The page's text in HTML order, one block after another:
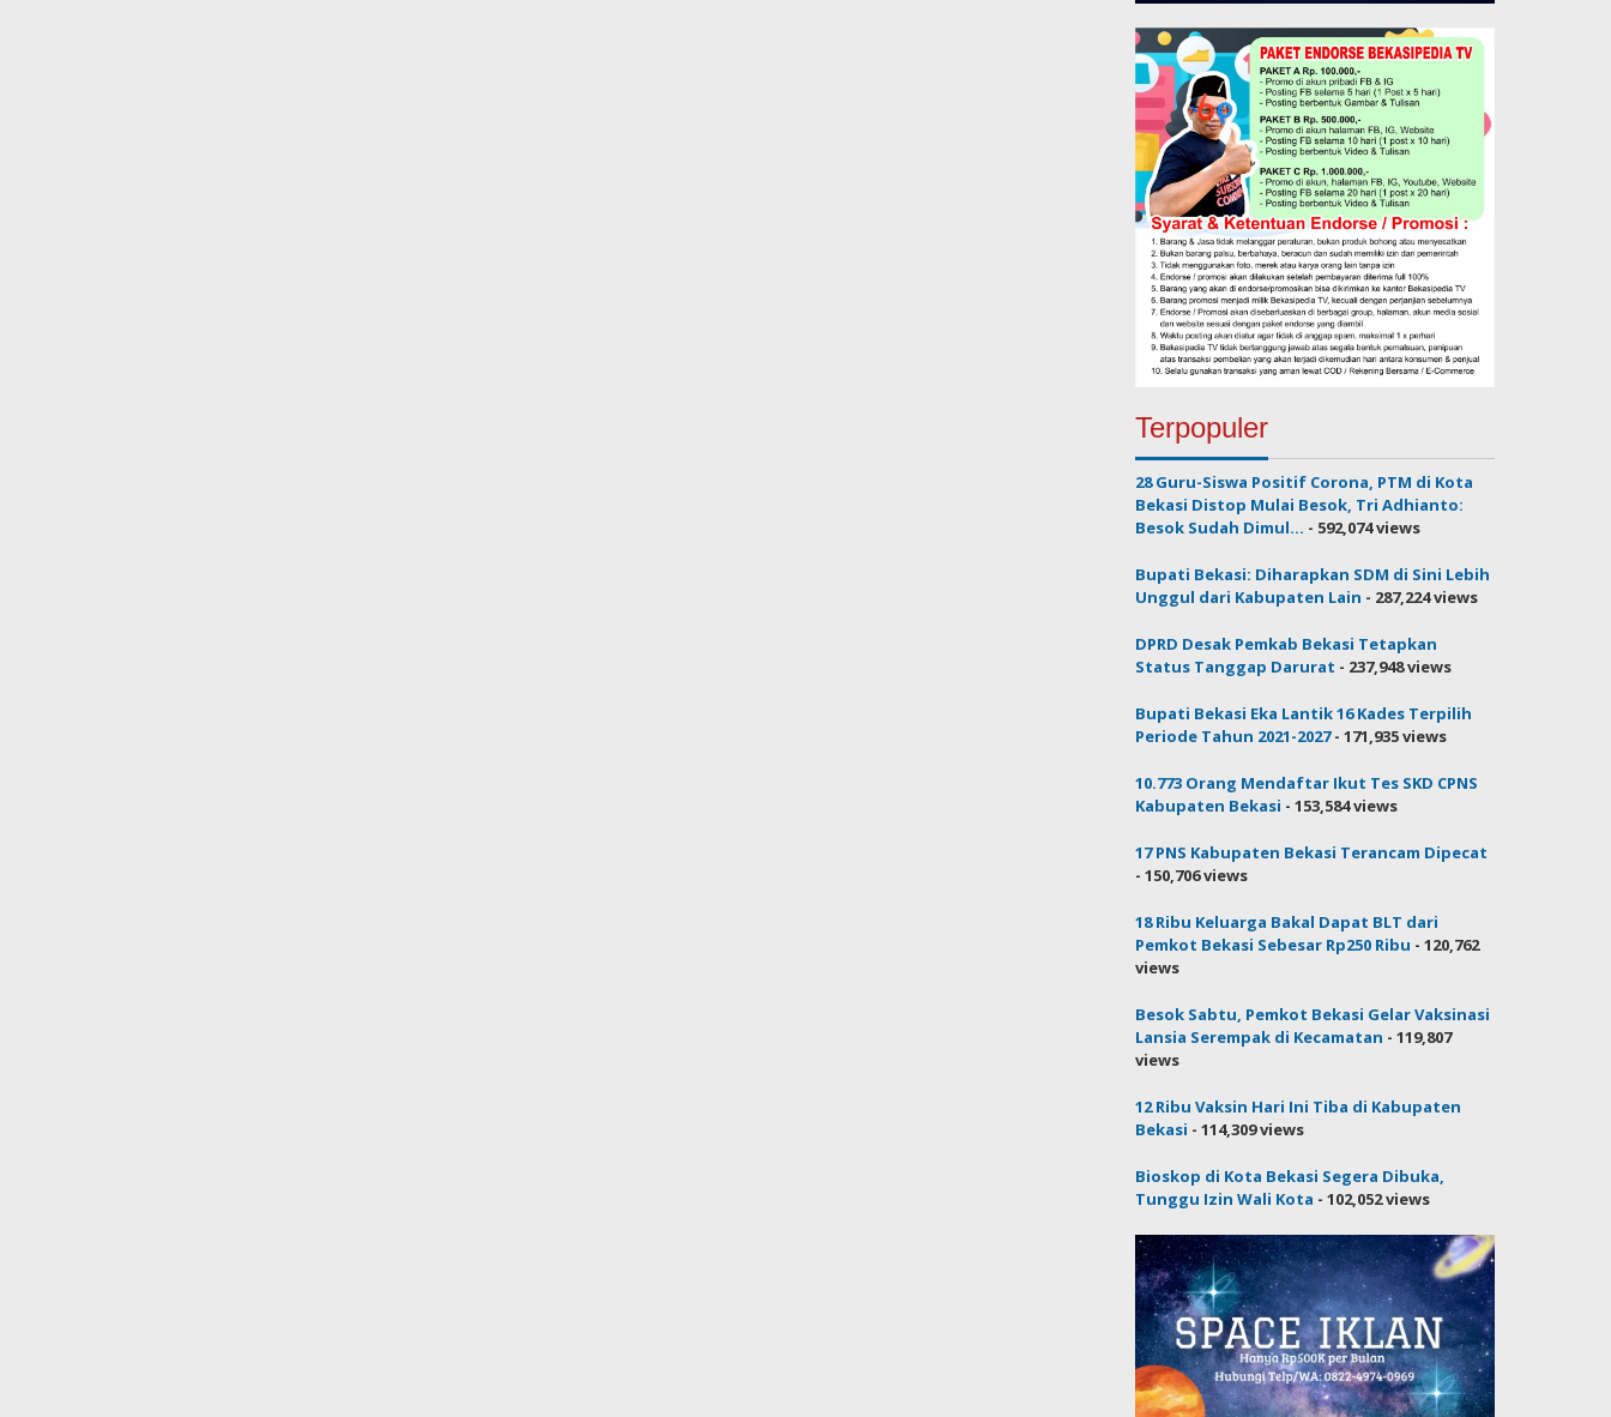
Terpopuler
28 Guru-Siswa Positif Corona, PTM di Kota
Bekasi Distop Mulai Besok, Tri Adhianto:
Besok Sudah Dimul... - 592,074 views
Bupati Bekasi: Diharapkan SDM di Sini Lebih
Unggul dari Kabupaten Lain - 287,224 views
DPRD Desak Pemkab Bekasi Tetapkan
Status Tanggap Darurat - 237,948 views
Bupati Bekasi Eka Lantik 16 Kades Terpilih
Periode Tahun 2021-2027- 171,935 views
10.773 Orang Mendaftar Ikut Tes SKD CPNS
Kabupaten Bekasi - 153,584 views
17 PNS Kabupaten Bekasi Terancam Dipecat
- 150,706 views
18 Ribu Keluarga Bakal Dapat BLT dari
Pemkot Bekasi Sebesar Rp250 Ribu - 120,762
views
Besok Sabtu, Pemkot Bekasi Gelar Vaksinasi
Lansia Serempak di Kecamatan - 119,807
views
12 Ribu Vaksin Hari Ini Tiba di Kabupaten
Bekasi - 114,309 views
Bioskop di Kota Bekasi Segera Dibuka,
Tunggu Izin Wali Kota - 102,052 views